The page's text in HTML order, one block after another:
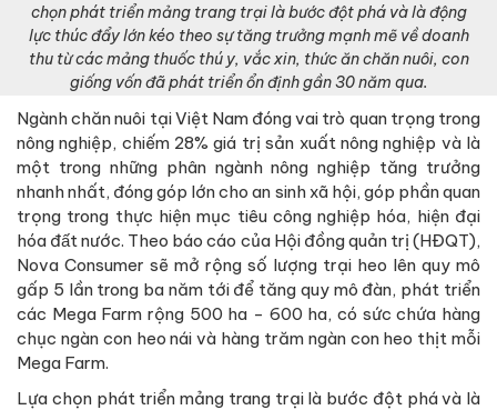
chọn phát triển mảng trang trại là bước đột phá và là động
lực thúc đẩy lớn kéo theo sự tăng trưởng mạnh mẽ về doanh
thu từ các mảng thuốc thú y, vắc xin, thức ăn chăn nuôi, con
giống vốn đã phát triển ổn định gần 30 năm qua.
Ngành chăn nuôi tại Việt Nam đóng vai trò quan trọng trong
nông nghiệp, chiếm 28% giá trị sản xuất nông nghiệp và là
một trong những phân ngành nông nghiệp tăng trưởng
nhanh nhất, đóng góp lớn cho an sinh xã hội, góp phần quan
trọng trong thực hiện mục tiêu công nghiệp hóa, hiện đại
hóa đất nước. Theo báo cáo của Hội đồng quản trị (HĐQT),
Nova Consumer sẽ mở rộng số lượng trại heo lên quy mô
gấp 5 lần trong ba năm tới để tăng quy mô đàn, phát triển
các Mega Farm rộng 500 ha - 600 ha, có sức chứa hàng
chục ngàn con heo nái và hàng trăm ngàn con heo thịt mỗi
Mega Farm.
Lựa chọn phát triển mảng trang trại là bước đột phá và là